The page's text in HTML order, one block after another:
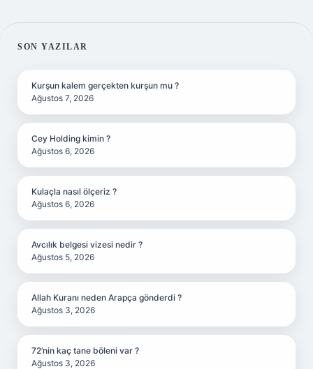
SIDEBAR
SON YAZILAR
Kurşun kalem gerçekten kurşun mu ?
Ağustos 7, 2026
Cey Holding kimin ?
Ağustos 6, 2026
Kulaçla nasıl ölçeriz ?
Ağustos 6, 2026
Avcılık belgesi vizesi nedir ?
Ağustos 5, 2026
Allah Kuranı neden Arapça gönderdi ?
Ağustos 3, 2026
72’nin kaç tane böleni var ?
Ağustos 3, 2026